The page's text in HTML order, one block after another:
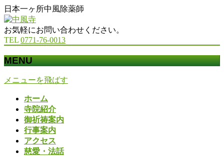
日本一ヶ所中風除薬師
お気軽にお問い合わせください。
TEL 0771-76-0013
MENU
メニューを飛ばす
ホーム
寺院紹介
御祈祷案内
行事案内
アクセス
慈愛・法話